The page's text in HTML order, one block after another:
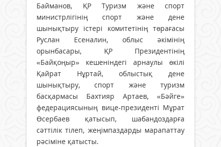
Байманов, ҚР Туризм және спорт
министрлігінің спорт және дене
шынықтыру істері комитетінің төрағасы
Руслан Есеналин, облыс әкімінің
орынбасары, ҚР Президентінің
«Байқоңыр» кешеніндегі арнаулы өкілі
Қайрат Нұртай, облыстық дене
шынықтыру, спорт және туризм
басқармасы Бахтияр Артаев, «Бәйге»
федерациясының вице-президенті Мұрат
Өсербаев қатысып, шабандоздарға
сәттілік тілеп, жеңімпаздарды марапаттау
рәсіміне қатысты.